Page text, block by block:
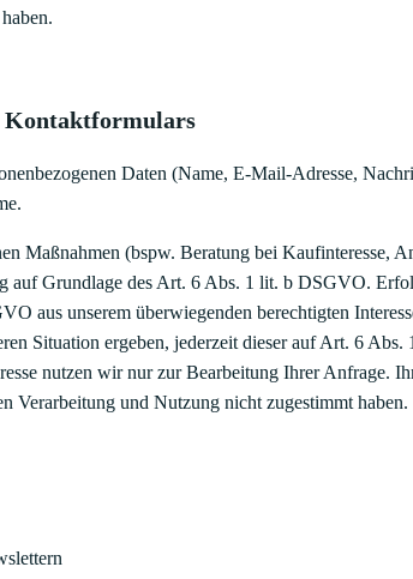
Kontaktformulars
Daten (Name, E-Mail-Adresse,
Maßnahmen (bspw. Beratung bei Kaufinteresse,
auf Grundlage des Art. 6 Abs. 1 lit. b DSGVO.
aus unserem überwiegenden berechtigten
Situation ergeben, jederzeit dieser auf Art. 6
nutzen wir nur zur Bearbeitung Ihrer Anfrage.
Verarbeitung und Nutzung nicht zugestimmt haben.